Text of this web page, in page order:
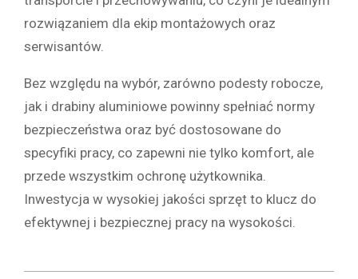
rozwiązaniem dla ekip montażowych oraz
serwisantów.
Bez względu na wybór, zarówno podesty robocze,
jak i drabiny aluminiowe powinny spełniać normy
bezpieczeństwa oraz być dostosowane do
specyfiki pracy, co zapewni nie tylko komfort, ale
przede wszystkim ochronę użytkownika.
Inwestycja w wysokiej jakości sprzęt to klucz do
efektywnej i bezpiecznej pracy na wysokości.